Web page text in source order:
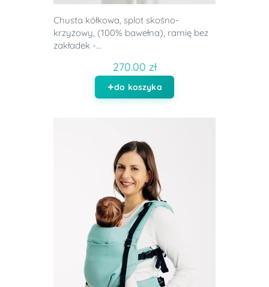
Chusta kółkowa, splot skośno-
krzyżowy, (100% bawełna), ramię bez
zakładek -...
270.00 zł
do koszyka